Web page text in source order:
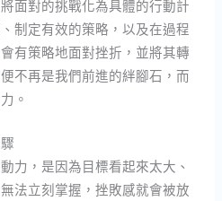
面對的挑戰化為具體的行動計
制定有效的策略，以及在過程
有策略地面對挫折，並將其轉
不再是我們前進的絆腳石，而
。
力，是因為目標看起來太大、
法立刻掌握，挫敗感就會被放